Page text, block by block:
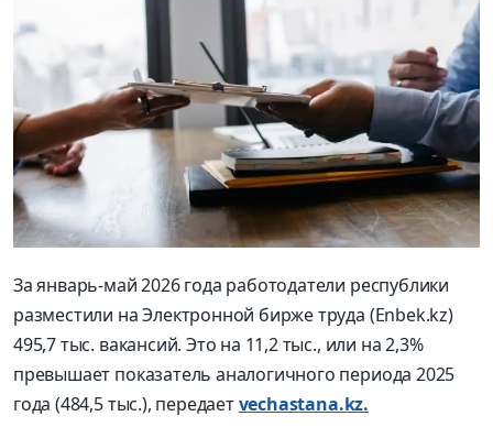
За январь-май 2026 года работодатели республики
разместили на Электронной бирже труда (Enbek.kz)
495,7 тыс. вакансий. Это на 11,2 тыс., или на 2,3%
превышает показатель аналогичного периода 2025
года (484,5 тыс.), передаетvechastana.kz.